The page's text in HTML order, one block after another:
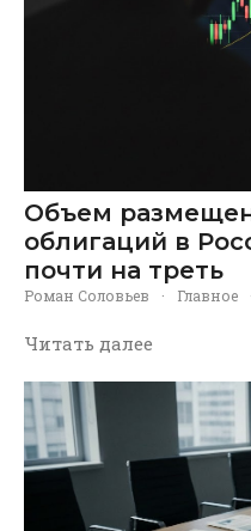
Объем
облигаций в
почти на треть
Роман Соловьев · Главное
Читать далее